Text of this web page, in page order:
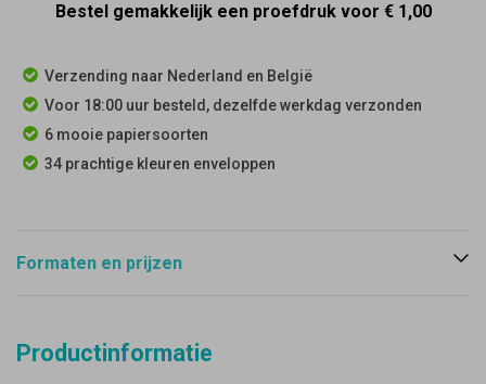
Bestel gemakkelijk een proefdruk voor € 1,00
Verzending naar Nederland en België
Voor 18:00 uur besteld, dezelfde werkdag verzonden
6 mooie papiersoorten
34 prachtige kleuren enveloppen
Formaten en prijzen
Productinformatie